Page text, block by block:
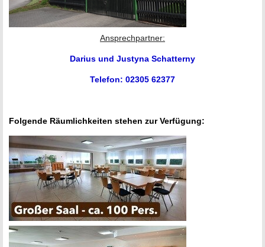
Ansprechpartner:
Darius und Justyna Schatterny
Telefon: 02305 62377
Folgende Räumlichkeiten stehen zur Verfügung: